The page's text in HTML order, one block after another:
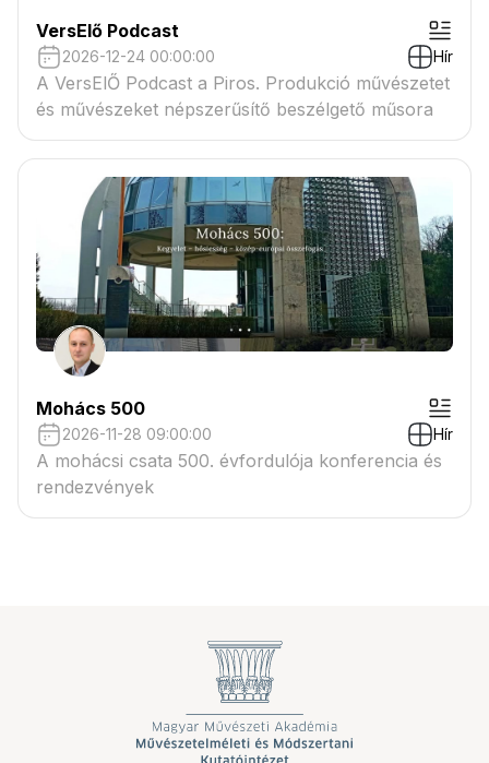
VersElő Podcast
2026-12-24 00:00:00 Hír
A VersElŐ Podcast a Piros. Produkció művészetet
és művészeket népszerűsítő beszélgető műsora
Mohács 500
2026-11-28 09:00:00 Hír
A mohácsi csata 500. évfordulója konferencia és
rendezvények